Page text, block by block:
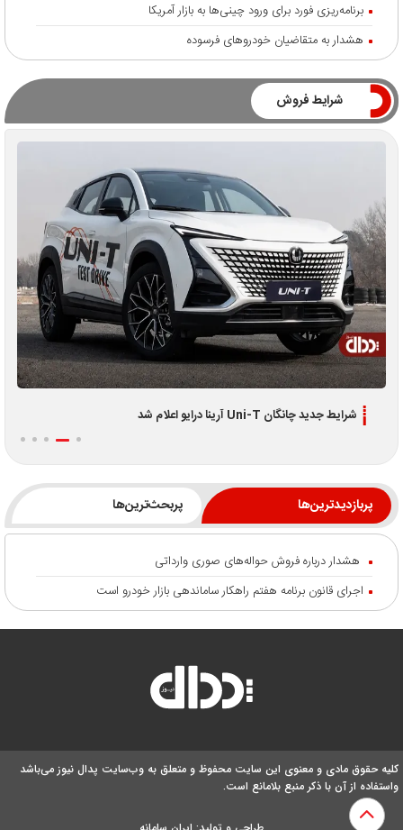
برنامه‌ریزی فورد برای ورود چینی‌ها به بازار آمریکا
هشدار به متقاضیان خودروهای فرسوده
شرایط فروش
شرایط جدید چانگان Uni-T آرینا درایو اعلام شد
پربازدیدترین‌ها پربحث‌ترین‌ها
هشدار درباره فروش حواله‌های صوری وارداتی
اجرای قانون برنامه هفتم راهکار ساماندهی بازار خودرو است
کلیه حقوق مادی و معنوی این سایت محفوظ و متعلق به وب‌سایت پدال نیوز می‌باشد
واستفاده از آن با ذکر منبع بلامانع است.